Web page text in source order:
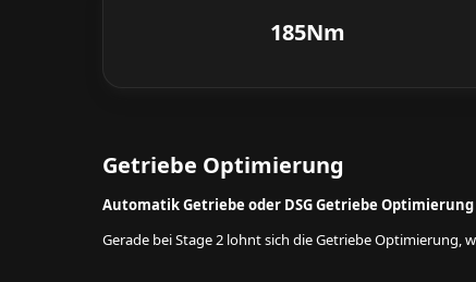
185Nm
Getriebe Optimierung
Automatik Getriebe oder DSG Getriebe Optimierung
Gerade bei Stage 2 lohnt sich die Getriebe